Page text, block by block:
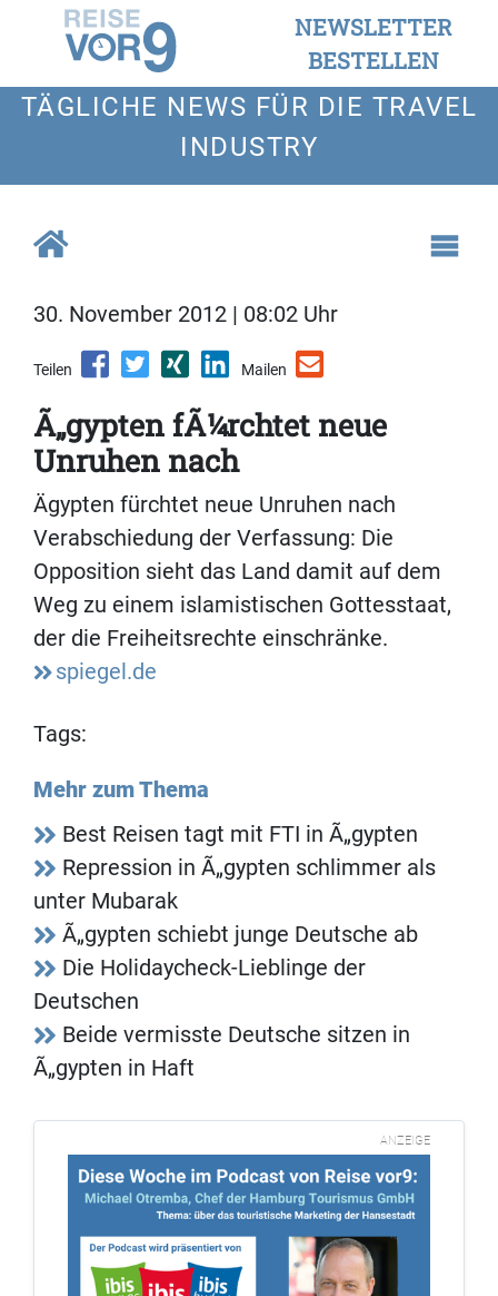
NEWSLETTER
BESTELLEN
TÄGLICHE NEWS FÜR DIE TRAVEL
INDUSTRY
30. November 2012 | 08:02 Uhr
Teilen Mailen
Ã„gypten fÃ¼rchtet neue
Unruhen nach
Ägypten fürchtet neue Unruhen nach
Verabschiedung der Verfassung: Die
Opposition sieht das Land damit auf dem
Weg zu einem islamistischen Gottesstaat,
der die Freiheitsrechte einschränke.
spiegel.de
Tags:
Mehr zum Thema
Best Reisen tagt mit FTI in Ã„gypten
Repression in Ã„gypten schlimmer als
unter Mubarak
Ã„gypten schiebt junge Deutsche ab
Die Holidaycheck-Lieblinge der
Deutschen
Beide vermisste Deutsche sitzen in
Ã„gypten in Haft
ANZEIGE